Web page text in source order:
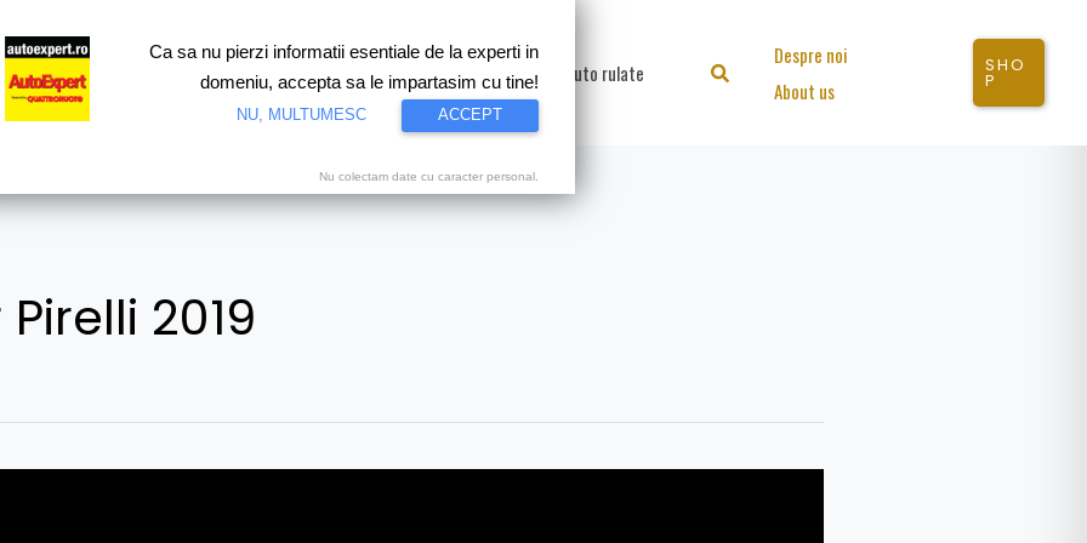
Test drive Motorsport Proiecte speciale Video Auto rulate Search
Despre noi
About us
SHO
P
2019
Ca sa nu pierzi informatii esentiale de la experti in
domeniu, accepta sa le impartasim cu tine!
NU, MULTUMESC ACCEPT
Nu colectam date cu caracter personal.